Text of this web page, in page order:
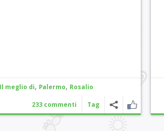
Il meglio di, Palermo, Rosalio
233 commenti Tag